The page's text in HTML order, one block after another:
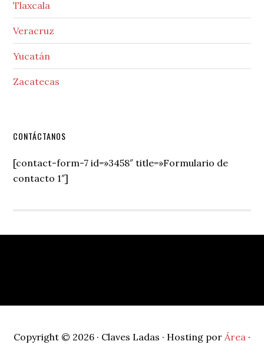
Tlaxcala
Veracruz
Yucatán
Zacatecas
Secondary
Sidebar
CONTÁCTANOS
[contact-form-7 id=»3458″ title=»Formulario de
contacto 1″]
Copyright © 2026 · Claves Ladas · Hosting por Área ·